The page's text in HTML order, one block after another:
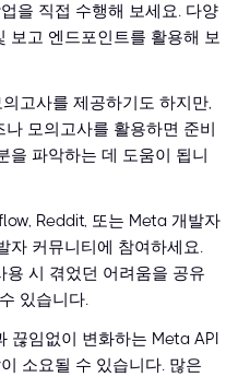
을 직접 수행해 보세요. 다양
보고 엔드포인트를 활용해 보
고사를 제공하기도 하지만,
모의고사를 활용하면 준비
을 파악하는 데 도움이 됩니
Reddit, 또는 Meta 개발자
자 커뮤니티에 참여하세요.
용 시 겪었던 어려움을 공유
있습니다.
끊임없이 변화하는 Meta API
소요될 수 있습니다. 많은